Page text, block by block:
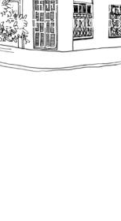
הנוסח המחייב הוא
כפי שתהיינה